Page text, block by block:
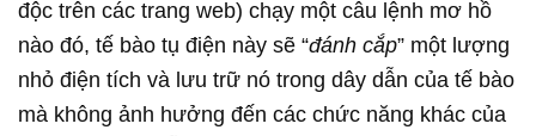
độc trên các trang web) chạy một câu lệnh mơ hồ
nào đó, tế bào tụ điện này sẽ “đánh cắp” một lượng
nhỏ điện tích và lưu trữ nó trong dây dẫn của tế bào
mà không ảnh hưởng đến các chức năng khác của